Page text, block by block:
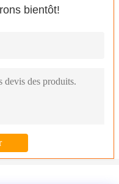
bientôt!